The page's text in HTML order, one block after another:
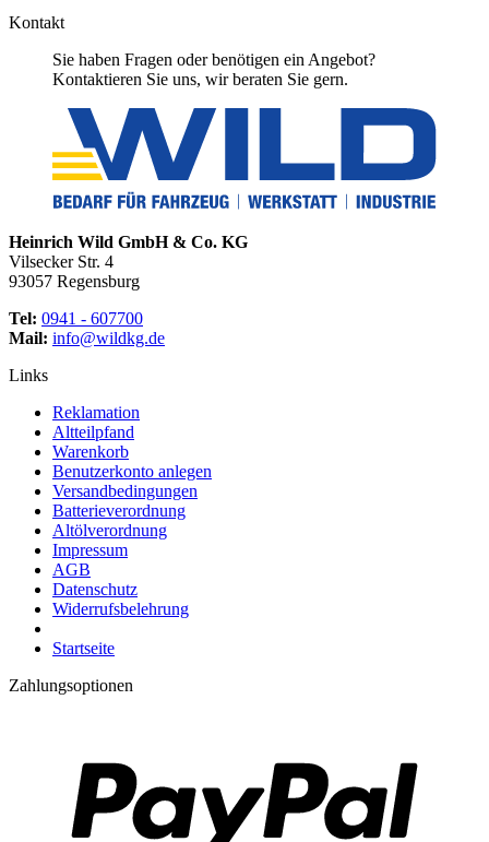
Kontakt
Sie haben Fragen oder benötigen ein Angebot?
Kontaktieren Sie uns, wir beraten Sie gern.
Heinrich Wild GmbH & Co. KG
Vilsecker Str. 4
93057 Regensburg
Tel: 0941 - 607700
Mail: info@wildkg.de
Links
Reklamation
Altteilpfand
Warenkorb
Benutzerkonto anlegen
Versandbedingungen
Batterieverordnung
Altölverordnung
Impressum
AGB
Datenschutz
Widerrufsbelehrung
Startseite
Zahlungsoptionen